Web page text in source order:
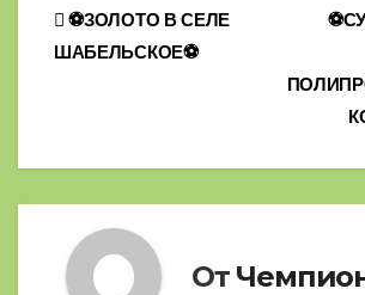
Навигация
⚽ЗОЛОТО В СЕЛЕ
ШАБЕЛЬСКОЕ⚽
От